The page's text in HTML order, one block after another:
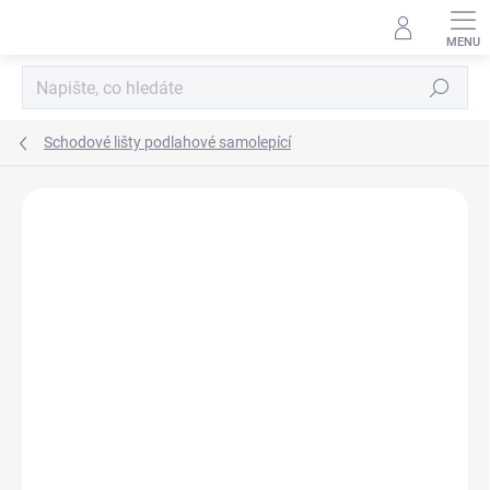
Hledat
Schodové lišty podlahové samolepící